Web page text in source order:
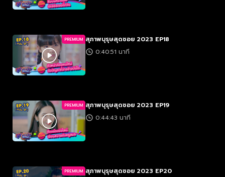
PREMIUM สุภาพบุรุษสุดซอย 2023 EP18
0:40:51 นาที
PREMIUM สุภาพบุรุษสุดซอย 2023 EP19
0:44:43 นาที
PREMIUM สุภาพบุรุษสุดซอย 2023 EP20